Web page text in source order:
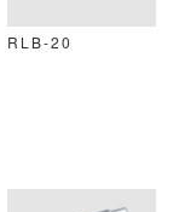
RLB-20